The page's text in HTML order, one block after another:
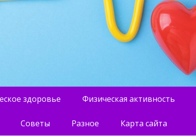
здоровье Физическая активность
Советы Разное Карта сайта